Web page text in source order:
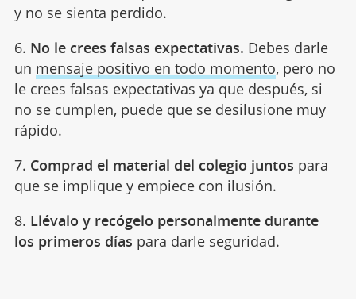
y no se sienta perdido.
6. No le crees falsas expectativas. Debes darle
un mensaje positivo en todo momento, pero no
le crees falsas expectativas ya que después, si
no se cumplen, puede que se desilusione muy
rápido.
7. Comprad el material del colegio juntos para
que se implique y empiece con ilusión.
8. Llévalo y recógelo personalmente durante
los primeros días para darle seguridad.